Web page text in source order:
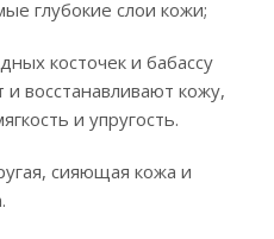
глубокие слои кожи;
косточек и бабассу
восстанавливают кожу,
и упругость.
сияющая кожа и